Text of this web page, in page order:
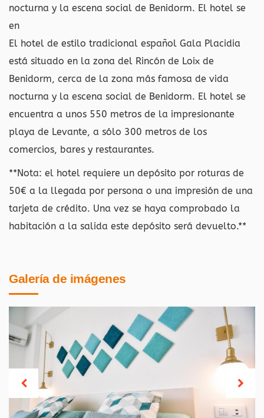
nocturna y la escena social de Benidorm. El hotel se
en
El hotel de estilo tradicional español Gala Placidia
está situado en la zona del Rincón de Loix de
Benidorm, cerca de la zona más famosa de vida
nocturna y la escena social de Benidorm. El hotel se
encuentra a unos 550 metros de la impresionante
playa de Levante, a sólo 300 metros de los
comercios, bares y restaurantes.
**Nota: el hotel requiere un depósito por roturas de
50€ a la llegada por persona o una impresión de una
tarjeta de crédito. Una vez se haya comprobado la
habitación a la salida este depósito será devuelto.**
Galería de imágenes